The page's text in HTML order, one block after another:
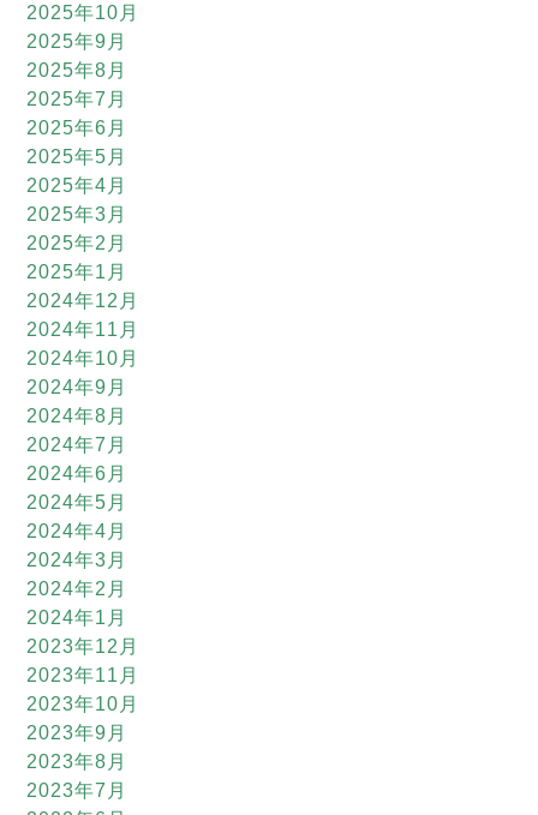
2025年10月
2025年9月
2025年8月
2025年7月
2025年6月
2025年5月
2025年4月
2025年3月
2025年2月
2025年1月
2024年12月
2024年11月
2024年10月
2024年9月
2024年8月
2024年7月
2024年6月
2024年5月
2024年4月
2024年3月
2024年2月
2024年1月
2023年12月
2023年11月
2023年10月
2023年9月
2023年8月
2023年7月